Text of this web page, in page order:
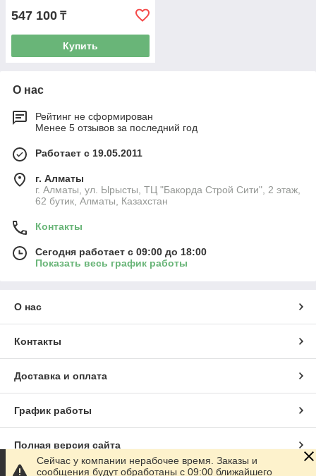
547 100 ₸
Купить
О нас
Рейтинг не сформирован
Менее 5 отзывов за последний год
Работает с 19.05.2011
г. Алматы
г. Алматы, ул. Ырысты, ТЦ "Бакорда Строй Сити", 2 этаж,
62 бутик, Алматы, Казахстан
Контакты
Сегодня работает с 09:00 до 18:00
Показать весь график работы
О нас
Контакты
Доставка и оплата
График работы
Полная версия сайта
Сейчас у компании нерабочее время. Заказы и
сообщения будут обработаны с 09:00 ближайшего